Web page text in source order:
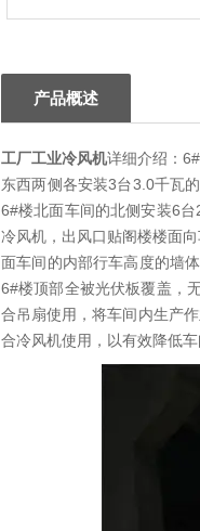
产品概述
工厂工业冷风机详细介绍：
东西两侧各安装3台3.0千瓦
6#楼北面车间的北侧安装6
冷风机，出风口贴阁楼楼面
面车间的内部行车高度的墙
6#楼顶部全被光伏板覆盖，
合吊扇使用，将车间内生产
合冷风机使用，以有效降低